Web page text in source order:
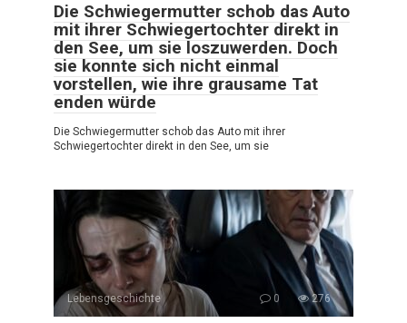
Die Schwiegermutter schob das Auto
mit ihrer Schwiegertochter direkt in
den See, um sie loszuwerden. Doch
sie konnte sich nicht einmal
vorstellen, wie ihre grausame Tat
enden würde
Die Schwiegermutter schob das Auto mit ihrer
Schwiegertochter direkt in den See, um sie
Lebensgeschichte 0 276